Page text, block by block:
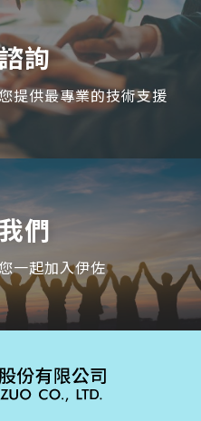
詢
提供最專業的技術支援
們
一起加入伊佐